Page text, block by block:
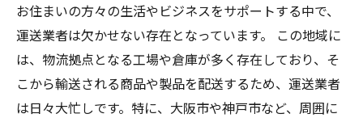
お住まいの方々の生活やビジネスをサポートする中で、
運送業者は欠かせない存在となっています。 この地域に
は、物流拠点となる工場や倉庫が多く存在しており、そ
こから輸送される商品や製品を配送するため、運送業者
は日々大忙しです。特に、大阪市や神戸市など、周囲に